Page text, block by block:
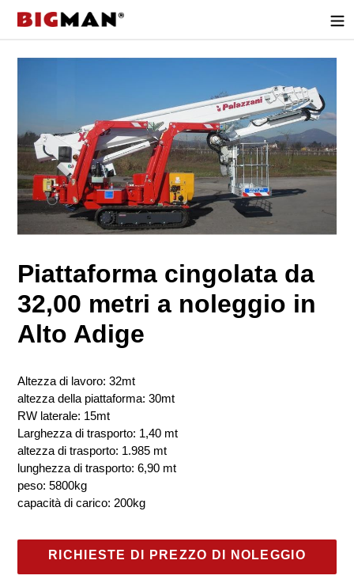
Piattaforma cingolata da
32,00 metri a noleggio in
Alto Adige
Altezza di lavoro: 32mt
altezza della piattaforma: 30mt
RW laterale: 15mt
Larghezza di trasporto: 1,40 mt
altezza di trasporto: 1.985 mt
lunghezza di trasporto: 6,90 mt
peso: 5800kg
capacità di carico: 200kg
RICHIESTE DI PREZZO DI NOLEGGIO